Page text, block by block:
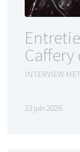
Caffery
INTERVIEW
23 juin 2026